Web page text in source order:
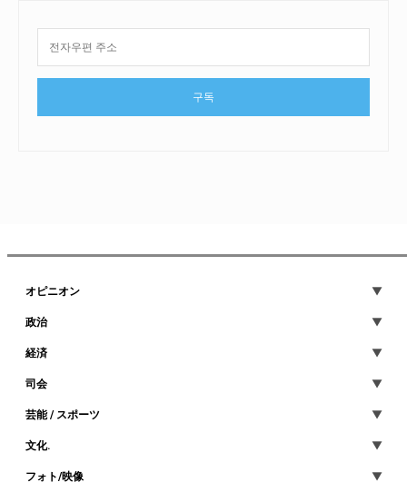
구독
オピニオン
政治
経済
司会
芸能 / スポーツ
文化.
フォト/映像